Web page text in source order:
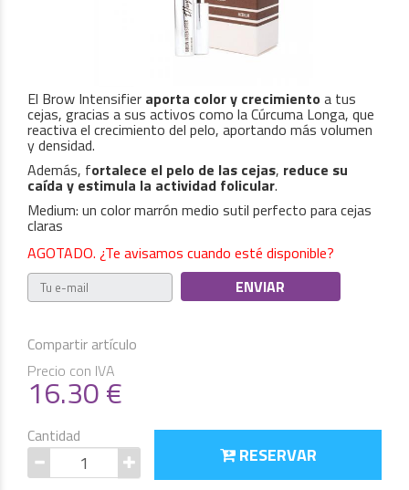
El Brow Intensifier aporta color y crecimiento a tus
cejas, gracias a sus activos como la Cúrcuma Longa, que
reactiva el crecimiento del pelo, aportando más volumen
y densidad.
Además, fortalece el pelo de las cejas, reduce su
caída y estimula la actividad folicular.
Medium: un color marrón medio sutil perfecto para cejas
claras
AGOTADO. ¿Te avisamos cuando esté disponible?
Compartir artículo
Precio con IVA
16.30€
Cantidad
RESERVAR